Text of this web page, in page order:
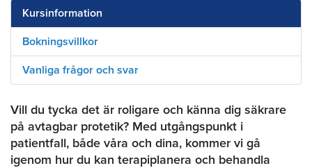
Kursinformation
Bokningsvillkor
Vanliga frågor och svar
Vill du tycka det är roligare och känna dig säkrare
på avtagbar protetik? Med utgångspunkt i
patientfall, både våra och dina, kommer vi gå
igenom hur du kan terapiplanera och behandla